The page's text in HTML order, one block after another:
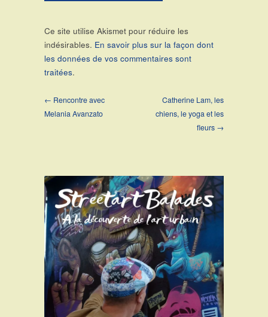
Ce site utilise Akismet pour réduire les
indésirables. En savoir plus sur la façon dont
les données de vos commentaires sont
traitées.
← Rencontre avec
Melania Avanzato
Catherine Lam, les
chiens, le yoga et les
fleurs →